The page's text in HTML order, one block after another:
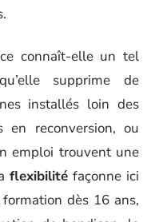
connaît-elle un tel
supprime de
installés loin des
en reconversion, ou
emploi trouvent une
flexibilitéfaçonne ici
dès 16 ans,